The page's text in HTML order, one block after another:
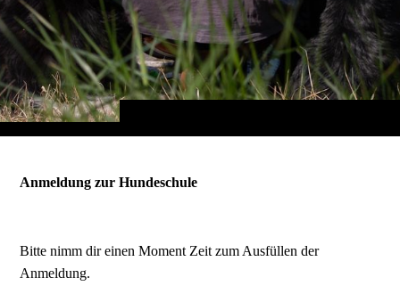
Anmeldung zur Hundeschule
Bitte nimm dir einen Moment Zeit zum Ausfüllen der
Anmeldung.